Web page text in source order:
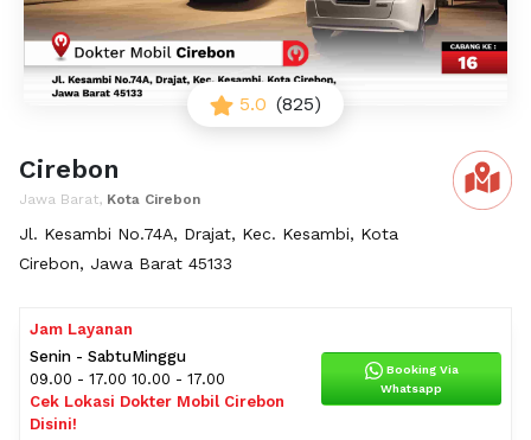
5.0 (825)
Cirebon
Jawa Barat, Kota Cirebon
Jl. Kesambi No.74A, Drajat, Kec. Kesambi, Kota
Cirebon, Jawa Barat 45133
Jam Layanan
Senin - Sabtu
09.00 - 17.00
Minggu
10.00 - 17.00
Cek Lokasi Dokter Mobil Cirebon
Disini!
Booking Via
Whatsapp